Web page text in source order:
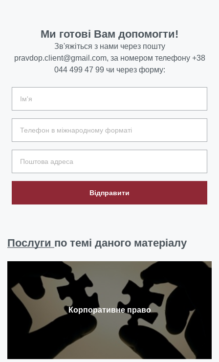
Ми готові Вам допомогти!
Зв'яжіться з нами через пошту
pravdop.client@gmail.com, за номером телефону +38
044 499 47 99 чи через форму:
Відправити
Послуги по темі даного матеріалу
Корпоративне право